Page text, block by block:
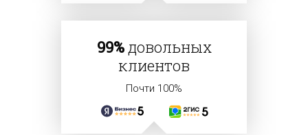
99%довольных
клиентов
Почти 100%